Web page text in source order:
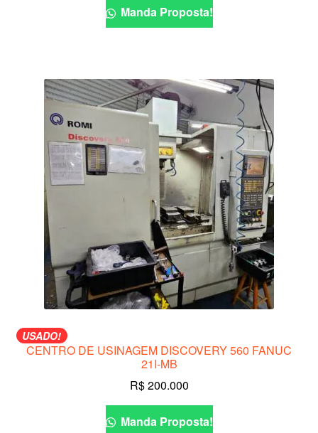
Manda Proposta!
USADO!
CENTRO DE USINAGEM DISCOVERY 560 FANUC
21I-MB
R$200.000
Manda Proposta!